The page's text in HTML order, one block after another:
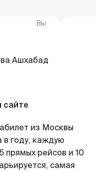
Вы
сайте
из Москвы
в году, каждую
прямых рейсов и 10
самая